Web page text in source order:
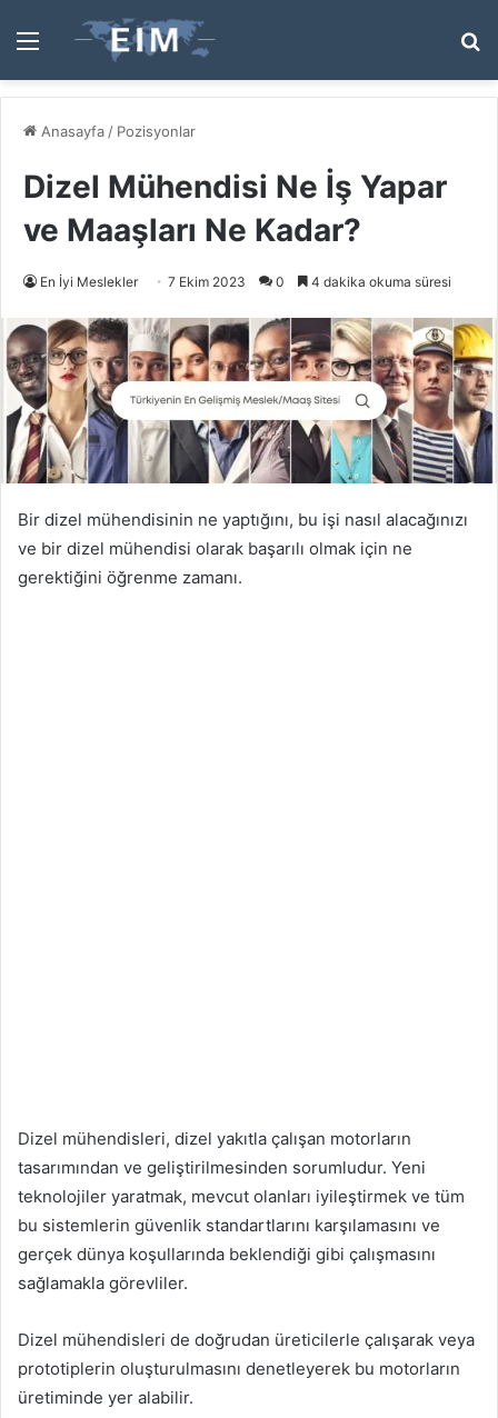
Menü
...
Anasayfa / Pozisyonlar
Dizel Mühendisi Ne İş Yapar
ve Maaşları Ne Kadar?
En İyi Meslekler 7 Ekim 2023 0 4 dakika okuma süresi
Bir dizel mühendisinin ne yaptığını, bu işi nasıl alacağınızı
ve bir dizel mühendisi olarak başarılı olmak için ne
gerektiğini öğrenme zamanı.
Dizel mühendisleri, dizel yakıtla çalışan motorların
tasarımından ve geliştirilmesinden sorumludur. Yeni
teknolojiler yaratmak, mevcut olanları iyileştirmek ve tüm
bu sistemlerin güvenlik standartlarını karşılamasını ve
gerçek dünya koşullarında beklendiği gibi çalışmasını
sağlamakla görevliler.
Dizel mühendisleri de doğrudan üreticilerle çalışarak veya
prototiplerin oluşturulmasını denetleyerek bu motorların
üretiminde yer alabilir.